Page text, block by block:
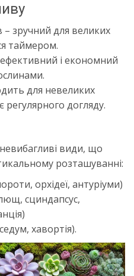
зручний для великих
таймером.
і економний
для невеликих
регулярного догляду.
види, що
розташуванні:
орхідеї, антуріуми)
сциндапсус,
хавортія).